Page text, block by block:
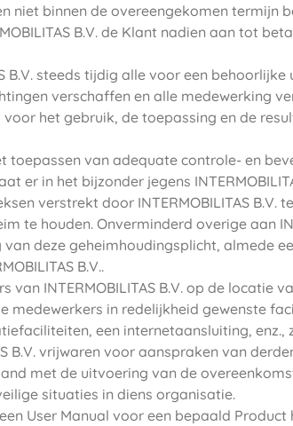
niet binnen de overeengekomen termijn
B.V. de Klant nadien aan tot
B.V. steeds tijdig alle voor een
verschaffen en alle medewerking
het gebruik, de toepassing en de
toepassen van adequate controle- en
er in het bijzonder jegens
verstrekt door INTERMOBILITAS
te houden. Onverminderd overige aan
deze geheimhoudingsplicht, almede
B.V..
van INTERMOBILITAS B.V. op de locatie
medewerkers in redelijkheid gewenste
een internetaansluiting, enz.,
B.V. vrijwaren voor aanspraken van
met de uitvoering van de
situaties in diens organisatie.
een User Manual voor een bepaald